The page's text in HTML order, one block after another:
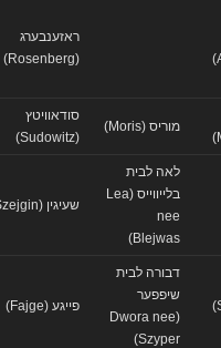
ראזענבערג
מוריס (Moris)
סודאוויטץ
(Sudowitz)
לאה לבית
בלייווייס (Lea
Blejwas)
שעיגין (Szejgin)
דבורה לבית
שיפפער
(Dwora nee
Szyper)
פייגע (Fajge)